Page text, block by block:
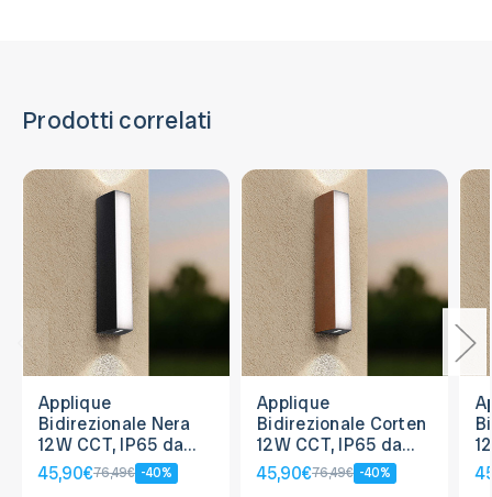
Prodotti correlati
Applique
Bidirezionale Nera
12W CCT, IP65 da
esterno - Serie FILO
45,90€76,49€ -40%
Applique
Bidirezionale Corten
12W CCT, IP65 da
esterno - Serie FILO
45,90€76,49€ -40%